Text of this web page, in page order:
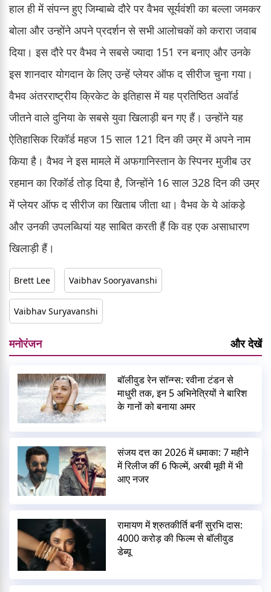
हाल ही में संपन्न हुए जिम्बाब्वे दौरे पर वैभव सूर्यवंशी का बल्ला जमकर
बोला और उन्होंने अपने प्रदर्शन से सभी आलोचकों को करारा जवाब
दिया। इस दौरे पर वैभव ने सबसे ज्यादा 151 रन बनाए और उनके
इस शानदार योगदान के लिए उन्हें प्लेयर ऑफ द सीरीज चुना गया।
वैभव अंतरराष्ट्रीय क्रिकेट के इतिहास में यह प्रतिष्ठित अवॉर्ड
जीतने वाले दुनिया के सबसे युवा खिलाड़ी बन गए हैं। उन्होंने यह
ऐतिहासिक रिकॉर्ड महज 15 साल 121 दिन की उम्र में अपने नाम
किया है। वैभव ने इस मामले में अफगानिस्तान के स्पिनर मुजीब उर
रहमान का रिकॉर्ड तोड़ दिया है, जिन्होंने 16 साल 328 दिन की उम्र
में प्लेयर ऑफ द सीरीज का खिताब जीता था। वैभव के ये आंकड़े
और उनकी उपलब्धियां यह साबित करती हैं कि वह एक असाधारण
खिलाड़ी हैं।
Brett Lee Vaibhav Sooryavanshi
Vaibhav Suryavanshi
मनोरंजन और देखें
बॉलीवुड रेन सॉन्ग्स: रवीना टंडन से
माधुरी तक, इन 5 अभिनेत्रियों ने बारिश
के गानों को बनाया अमर
संजय दत्त का 2026 में धमाका: 7 महीने
में रिलीज कीं 6 फिल्में, अरबी मूवी में भी
आए नजर
रामायण में श्रुतकीर्ति बनीं सुरभि दास:
4000 करोड़ की फिल्म से बॉलीवुड
डेब्यू